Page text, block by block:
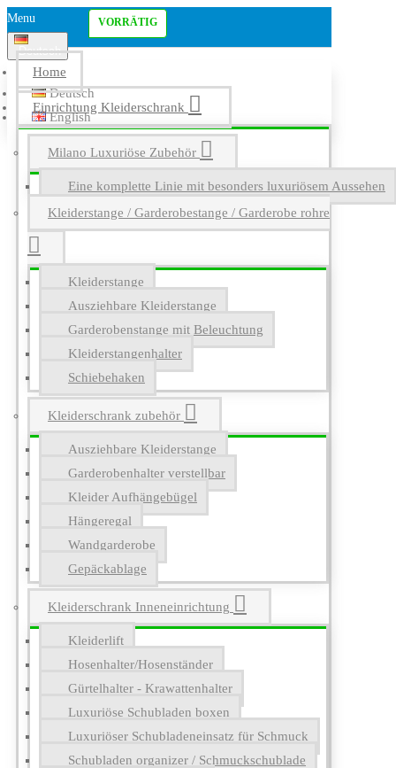
Menu
Deutsch
Deutsch
English
Home
Einrichtung Kleiderschrank
Milano Luxuriöse Zubehör
Eine komplette Linie mit besonders luxuriösem Aussehen
Kleiderstange / Garderobestange / Garderobe rohre
Kleiderstange
Ausziehbare Kleiderstange
Garderobenstange mit Beleuchtung
Kleiderstangenhalter
Schiebehaken
Kleiderschrank zubehör
Ausziehbare Kleiderstange
Garderobenhalter verstellbar
Kleider Aufhängebügel
Hängeregal
Wandgarderobe
Gepäckablage
Kleiderschrank Inneneinrichtung
Kleiderlift
Hosenhalter/Hosenständer
Gürtelhalter - Krawattenhalter
Luxuriöse Schubladen boxen
Luxuriöser Schubladeneinsatz für Schmuck
Schubladen organizer / Schmuckschublade
VORRÄTIG